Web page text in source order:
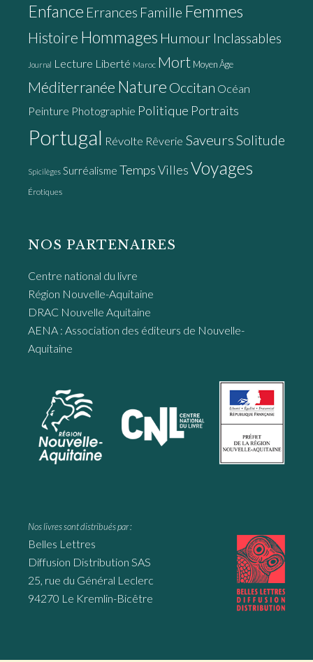
Enfance Errances Famille Femmes
Histoire Hommages Humour Inclassables
Journal Lecture Liberté Maroc Mort Moyen Âge
Méditerranée Nature Occitan Océan
Peinture Photographie Politique Portraits
Portugal Révolte Rêverie Saveurs Solitude
Spicilèges Surréalisme TempsVillesVoyages
Érotiques
NOS PARTENAIRES
Centre national du livre
Région Nouvelle-Aquitaine
DRAC Nouvelle Aquitaine
AENA : Association des éditeurs de Nouvelle-
Aquitaine
Nos livres sont distribués par :
Belles Lettres
Diffusion Distribution SAS
25, rue du Général Leclerc
94270 Le Kremlin-Bicêtre